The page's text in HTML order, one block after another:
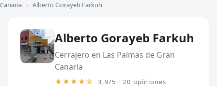
Canaria › Alberto Gorayeb Farkuh
Alberto Gorayeb Farkuh
Cerrajero en Las Palmas de Gran
Canaria
★★★★☆ 3,9/5 · 20 opiniones